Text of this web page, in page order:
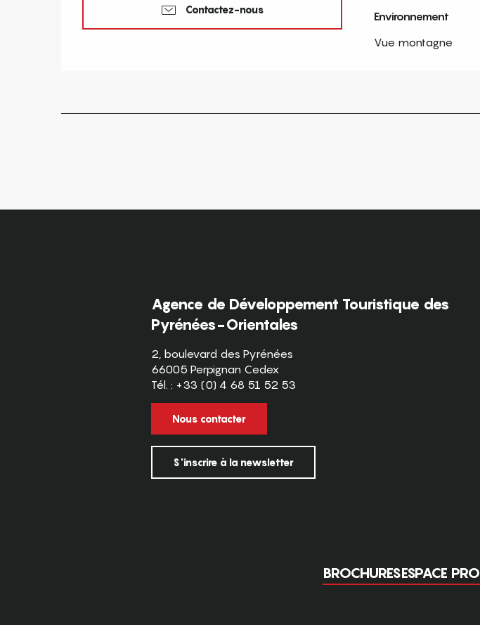
Contactez-nous
Environnement
Environnement
Vue montagne
Agence de Développement Touristique des
Pyrénées-Orientales
2, boulevard des Pyrénées
66005 Perpignan Cedex
Tél. : +33 (0) 4 68 51 52 53
Nous contacter
S'inscrire à la newsletter
BROCHURESESPACE PRO